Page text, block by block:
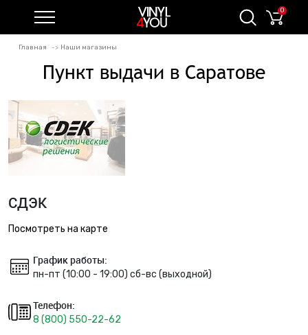
0
Главная Наши магазины
Пункт выдачи в Саратове
СДЭК
Посмотреть на карте
График работы:
пн-пт (10:00 - 19:00) сб-вс (выходной)
Телефон:
8 (800) 550-22-62